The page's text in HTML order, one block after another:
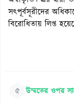
সৎপূর্বসূরীদের
বিরোধিতায় লিপ্ত
৫ উম্মতের ওপর